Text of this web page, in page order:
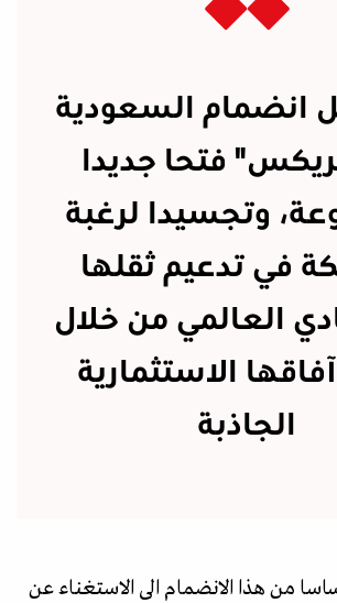
السعودية
فتحا جديدا
وتجسيدا لرغبة
في تدعيم ثقلها
العالمي من خلال
الاستثمارية
الجاذبة
من هذا الانضمام الى الاستغناء عن